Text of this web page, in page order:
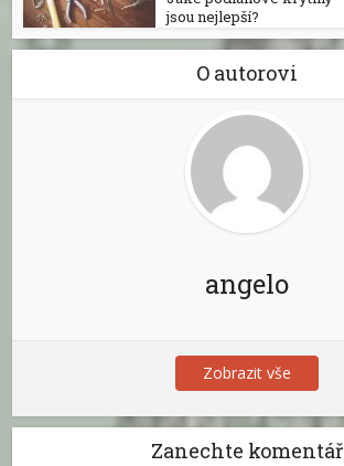
jsou nejlepší?
O autorovi
angelo
Zobrazit vše
Zanechte komentář